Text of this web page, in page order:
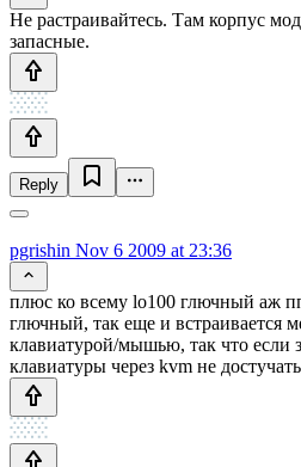
Не растраивайтесь. Там корпус
запасные.
Reply
pgrishin Nov 6 2009 at 23:36
плюс ко всему lo100 глючный аж
глючный, так еще и встраивается
клавиатурой/мышью, так что если
клавиатуры через kvm не